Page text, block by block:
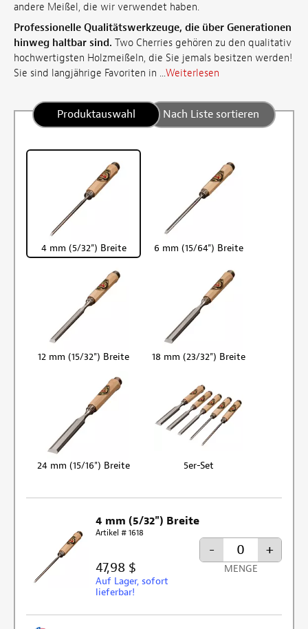
andere Meißel, die wir verwendet haben.
Professionelle Qualitätswerkzeuge, die über Generationen
hinweg haltbar sind. Two Cherries gehören zu den qualitativ
hochwertigsten Holzmeißeln, die Sie jemals besitzen werden!
Sie sind langjährige Favoriten in ...Weiterlesen
Produktauswahl Nach Liste sortieren
4 mm (5/32") Breite 6 mm (15/64") Breite
12 mm (15/32") Breite 18 mm (23/32") Breite
24 mm (15/16") Breite 5er-Set
4 mm (5/32") Breite
Artikel # 1618
47,98 $
Auf Lager, sofort
lieferbar!
- +
MENGE